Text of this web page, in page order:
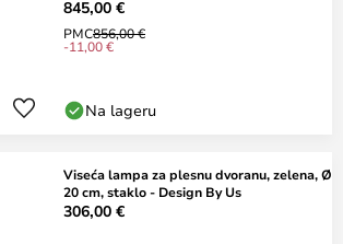
845,00 €
PMC856,00 €
-11,00 €
Na lageru
Viseća lampa za plesnu dvoranu, zelena, Ø
20 cm, staklo - Design By Us
306,00 €